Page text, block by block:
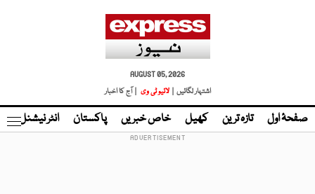
AUGUST 05, 2026
اشتہار لگائیں |
لائیو ٹی وی | آج کا اخبار
صفحۂ اول تازہ ترین کھیل خاص خبریں پاکستان انٹر نیشنل